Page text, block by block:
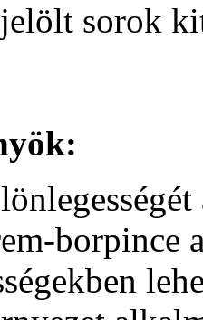
sorok
borpince